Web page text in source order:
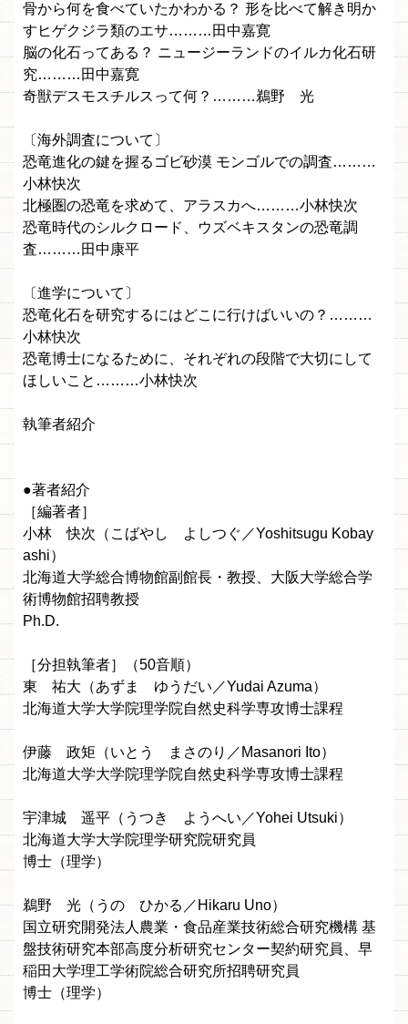
骨から何を食べていたかわかる？ 形を比べて解き明か
すヒゲクジラ類のエサ………田中嘉寛
脳の化石ってある？ ニュージーランドのイルカ化石研
究………田中嘉寛
奇獣デスモスチルスって何？………鵜野 光
〔海外調査について〕
恐竜進化の鍵を握るゴビ砂漠 モンゴルでの調査………
小林快次
北極圏の恐竜を求めて、アラスカへ………小林快次
恐竜時代のシルクロード、ウズベキスタンの恐竜調
査………田中康平
〔進学について〕
恐竜化石を研究するにはどこに行けばいいの？………
小林快次
恐竜博士になるために、それぞれの段階で大切にして
ほしいこと………小林快次
執筆者紹介
●著者紹介
［編著者］
小林 快次（こばやし よしつぐ／Yoshitsugu Kobay
ashi）
北海道大学総合博物館副館長・教授、大阪大学総合学
術博物館招聘教授
Ph.D.
［分担執筆者］（50音順）
東 祐大（あずま ゆうだい／Yudai Azuma）
北海道大学大学院理学院自然史科学専攻博士課程
伊藤 政矩（いとう まさのり／Masanori Ito）
北海道大学大学院理学院自然史科学専攻博士課程
宇津城 遥平（うつき ようへい／Yohei Utsuki）
北海道大学大学院理学研究院研究員
博士（理学）
鵜野 光（うの ひかる／Hikaru Uno）
国立研究開発法人農業・食品産業技術総合研究機構 基
盤技術研究本部高度分析研究センター契約研究員、早
稲田大学理工学術院総合研究所招聘研究員
博士（理学）